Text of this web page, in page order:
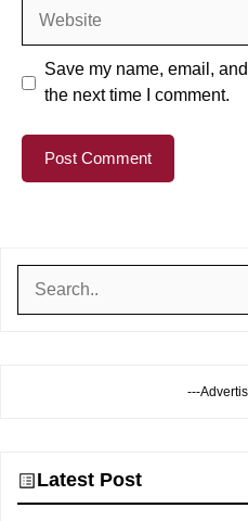
Save my name, email,
the next time I comment.
---
Latest Post